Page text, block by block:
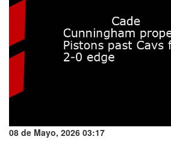
08 de Mayo, 2026 03:17